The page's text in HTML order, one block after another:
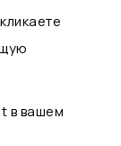
в вашем